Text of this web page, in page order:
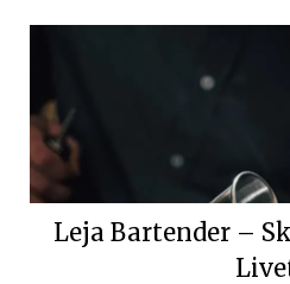
Leja Bartender –